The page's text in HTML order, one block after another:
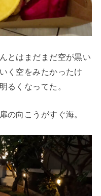
とはまだまだ空が黒い
く空をみたかったけ
るくなってた。
の向こうがすぐ海。